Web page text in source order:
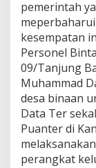
B
K
d
i
0
2
0
8
/
A
s
pemerintah
kesempatan
Personel
09/Tanjung
Muhammad
desa binaan
Data Ter
Puanter di
perangkat